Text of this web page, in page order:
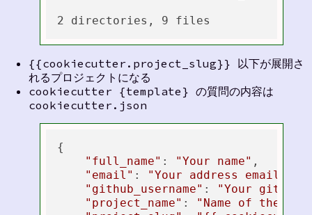
{{cookiecutter.project_slug}} 以下が展開さ
れるプロジェクトになる
cookiecutter {template} の質問の内容は
cookiecutter.json
{
"full_name" : "Your name" ,
"email" :
"Your address email (eq.
"github_username" :
"Your github
"project_name" :
"Name of the